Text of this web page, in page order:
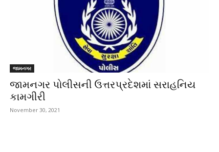
જામનગર
જામનગર પોલીસની ઉત્તરપ્રદેશમાં સરાહનિય
કામગીરી
November 30, 2021